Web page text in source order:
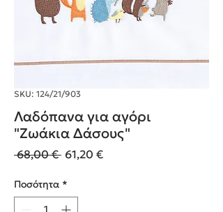
SKU: 124/21/903
Λαδόπανα για αγόρι
"Ζωάκια Δάσους"
68,00 € Κανονική
61,20 €Τιμή
Ποσότητα *